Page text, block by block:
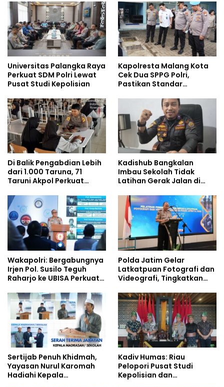
Universitas Palangka Raya
Perkuat SDM Polri Lewat
Pusat Studi Kepolisian
Kapolresta Malang Kota
Cek Dua SPPG Polri,
Pastikan Standar
Pengelolaan Limbah
Berjalan Optimal
Di Balik Pengabdian Lebih
dari 1.000 Taruna, 71
Taruni Akpol Perkuat
Siswa Sekolah Rakyat
Kadishub Bangkalan
Imbau Sekolah Tidak
Latihan Gerak Jalan di
Wakapolri: Bergabungnya
Irjen Pol. Susilo Teguh
Raharjo ke UBISA Perkuat
Studi Kepolisian
Polda Jatim Gelar
Latkatpuan Fotografi dan
Videografi, Tingkatkan
Era Digital
Sertijab Penuh Khidmah,
Yayasan Nurul Karomah
Hadiahi Kepala
Kadiv Humas: Riau
Pelopori Pusat Studi
Kepolisian dan